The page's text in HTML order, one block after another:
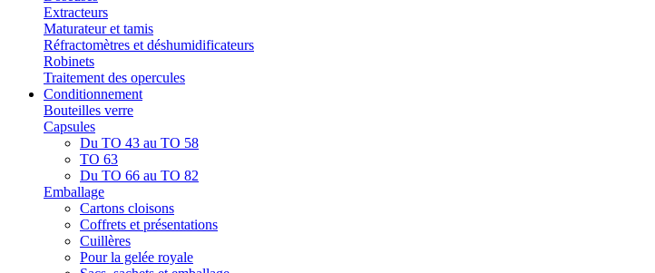
Extracteurs
Maturateur et tamis
Réfractomètres et déshumidificateurs
Robinets
Traitement des opercules
Conditionnement
Bouteilles verre
Capsules
Du TO 43 au TO 58
TO 63
Du TO 66 au TO 82
Emballage
Cartons cloisons
Coffrets et présentations
Cuillères
Pour la gelée royale